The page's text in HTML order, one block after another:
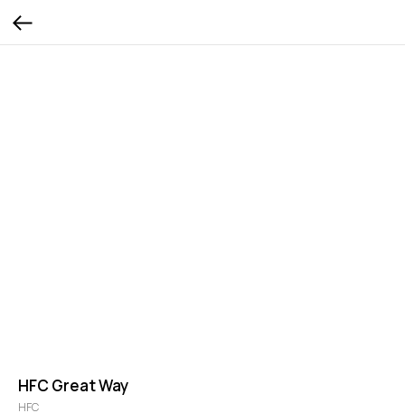
HFC Great Way
HFC